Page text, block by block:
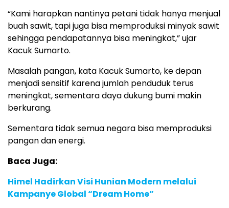
“Kami harapkan nantinya petani tidak hanya menjual
buah sawit, tapi juga bisa memproduksi minyak sawit
sehingga pendapatannya bisa meningkat,” ujar
Kacuk Sumarto.
Masalah pangan, kata Kacuk Sumarto, ke depan
menjadi sensitif karena jumlah penduduk terus
meningkat, sementara daya dukung bumi makin
berkurang.
Sementara tidak semua negara bisa memproduksi
pangan dan energi.
Baca Juga:
Himel Hadirkan Visi Hunian Modern melalui
Kampanye Global “Dream Home”